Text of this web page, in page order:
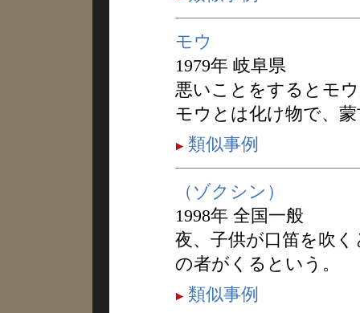
モウ
1979年 岐阜県
悪いことをするとモ
モウとは化け物で、
類似事例
（ゾクシン）
1998年 全国一般
夜、子供が口笛を吹
の者がくるという。
類似事例